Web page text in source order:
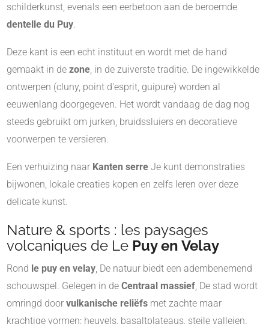
schilderkunst, evenals een eerbetoon aan de beroemde
dentelle du Puy.
Deze kant is een echt instituut en wordt met de hand
gemaakt in de zone, in de zuiverste traditie. De ingewikkelde
ontwerpen (cluny, point d'esprit, guipure) worden al
eeuwenlang doorgegeven. Het wordt vandaag de dag nog
steeds gebruikt om jurken, bruidssluiers en decoratieve
voorwerpen te versieren.
Een verhuizing naar Kanten serre Je kunt demonstraties
bijwonen, lokale creaties kopen en zelfs leren over deze
delicate kunst.
Nature & sports : les paysages
volcaniques de Le Puy en Velay
Rond le puy en velay, De natuur biedt een adembenemend
schouwspel. Gelegen in de Centraal massief, De stad wordt
omringd door vulkanische reliëfs met zachte maar
krachtige vormen: heuvels, basaltplateaus, steile valleien.